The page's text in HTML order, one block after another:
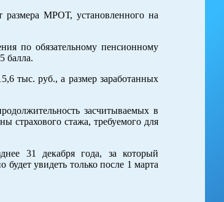
размера МРОТ, установленного на
по обязательному пенсионному
балла.
тыс. руб., а размер заработанных
засчитываемых в
страхового стажа, требуемого для
31 декабря года, за который
увидеть только после 1 марта